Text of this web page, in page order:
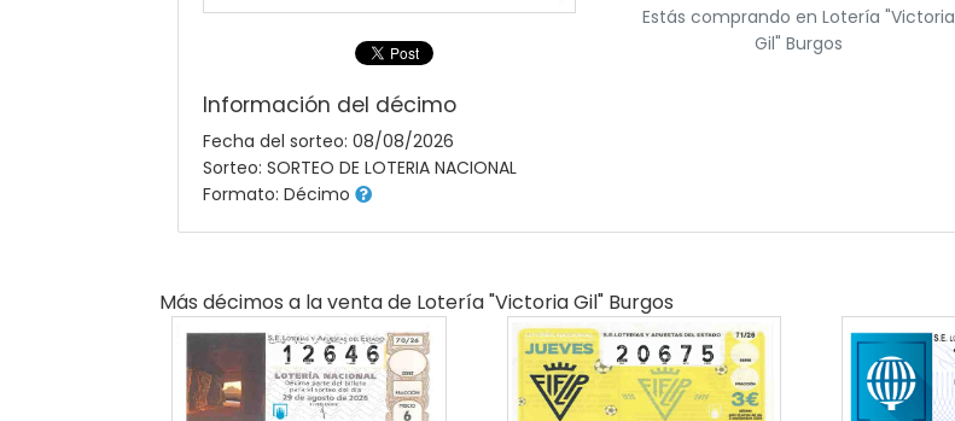
Información del décimo
Fecha del sorteo: 08/08/2026
Sorteo: SORTEO DE LOTERIA NACIONAL
Formato: Décimo
Estás comprando en Lotería "victoria
Gil" Burgos
Más décimos a la venta de Lotería "victoria Gil" Burgos